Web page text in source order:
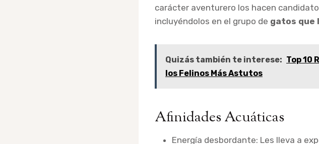
carácter aventurero los hacen
incluyéndolos en el grupo de gatos que
Quizás también te interese: Top 10
los Felinos Más Astutos
Afinidades Acuáticas
Energía desbordante: Les lleva a